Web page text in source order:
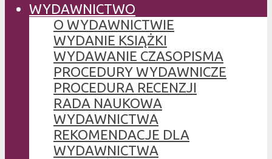
WYDAWNICTWO
O WYDAWNICTWIE
WYDANIE KSIĄŻKI
WYDAWANIE CZASOPISMA
PROCEDURY WYDAWNICZE
PROCEDURA RECENZJI
RADA NAUKOWA
WYDAWNICTWA
REKOMENDACJE DLA
WYDAWNICTWA